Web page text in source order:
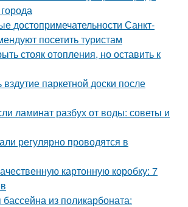
достопримечательности Санкт-
посетить туристам
стояк отопления, но оставить к
вздутие паркетной доски после
ламинат разбух от воды: советы и
регулярно проводятся в
картонную коробку: 7
из поликарбоната: